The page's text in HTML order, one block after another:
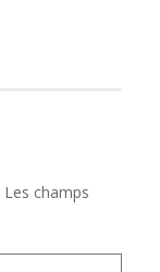
Les champs